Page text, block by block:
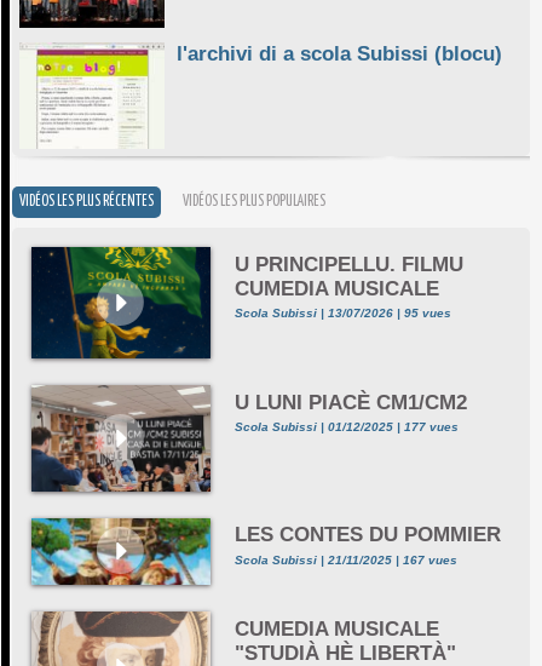
l'archivi di a scola Subissi (blocu)
VIDÉOS LES PLUS RÉCENTES VIDÉOS LES PLUS POPULAIRES
U PRINCIPELLU. FILMU
CUMEDIA MUSICALE
Scola Subissi | 13/07/2026 | 95 vues
U LUNI PIACÈ CM1/CM2
Scola Subissi | 01/12/2025 | 177 vues
LES CONTES DU POMMIER
Scola Subissi | 21/11/2025 | 167 vues
CUMEDIA MUSICALE
"STUDIÀ HÈ LIBERTÀ"